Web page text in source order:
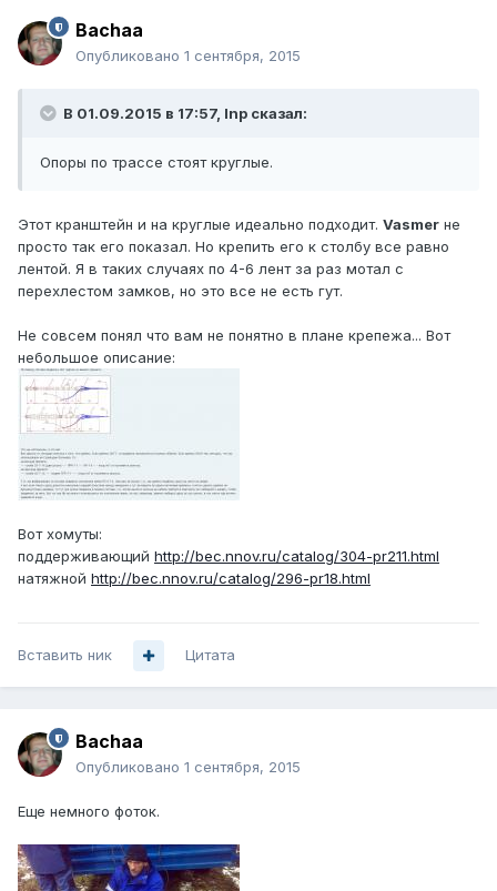
Bachaa
Опубликовано 1 сентября, 2015
В 01.09.2015 в 17:57, Inp сказал:
Опоры по трассе стоят круглые.
Этот кранштейн и на круглые идеально подходит. Vasmer не
просто так его показал. Но крепить его к столбу все равно
лентой. Я в таких случаях по 4-6 лент за раз мотал с
перехлестом замков, но это все не есть гут.
Не совсем понял что вам не понятно в плане крепежа... Вот
небольшое описание:
Вот хомуты:
поддерживающий http://bec.nnov.ru/catalog/304-pr211.html
натяжной http://bec.nnov.ru/catalog/296-pr18.html
Вставить ник Цитата
Bachaa
Опубликовано 1 сентября, 2015
Еще немного фоток.